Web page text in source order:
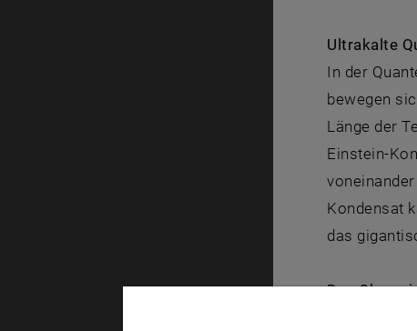
Ultrakalte
In der
bewegen
Länge der
Einstein-
Kondensat
das
Das Chaos